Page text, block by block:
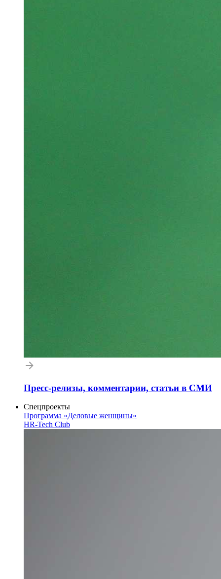
Пресс-релизы, комментарии, статьи в СМИ
Спецпроекты
Программа «Деловые женщины»
HR-Tech Club